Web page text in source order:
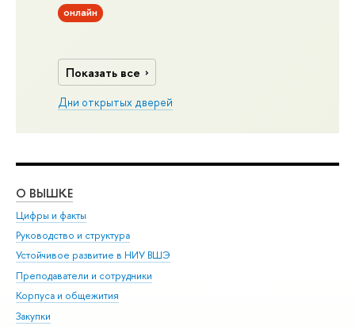
онлайн
Показать все
Дни открытых дверей
О ВЫШКЕ
Цифры и факты
Руководство и структура
Устойчивое развитие в НИУ ВШЭ
Преподаватели и сотрудники
Корпуса и общежития
Закупки